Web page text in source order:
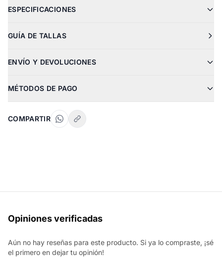
ESPECIFICACIONES
GUÍA DE TALLAS
ENVÍO Y DEVOLUCIONES
MÉTODOS DE PAGO
COMPARTIR
Opiniones verificadas
Aún no hay reseñas para este producto. Si ya lo compraste, ¡sé
el primero en dejar tu opinión!